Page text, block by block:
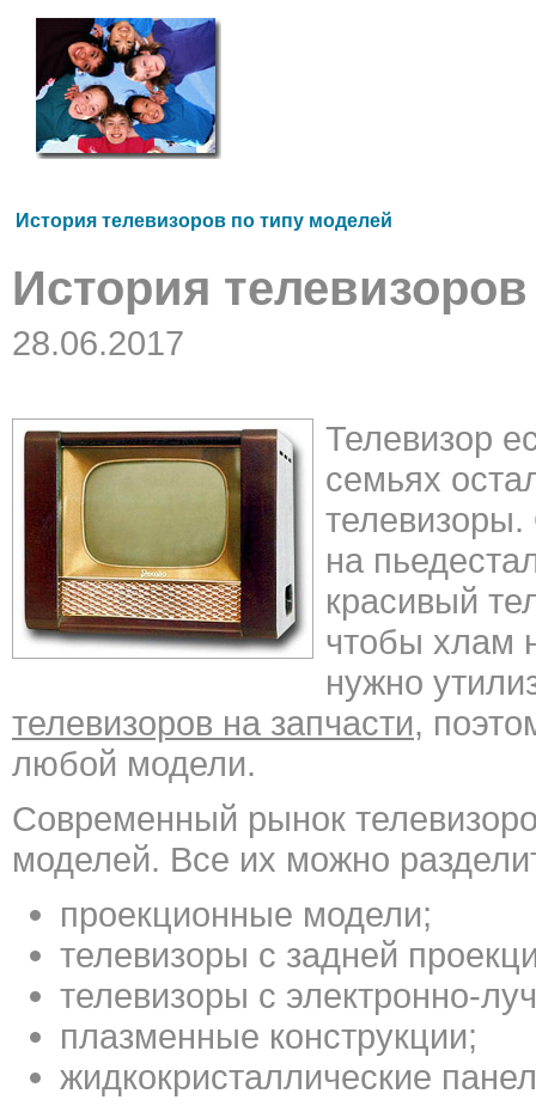
История телевизоров по типу моделей
История
28.06.2017
Телевизор
семьях
на
красивый
чтобы хлам
нужно
телевизоров на запчасти,
любой модели.
Современный рынок
моделей. Все их можно
проекционные модели;
телевизоры с задней
телевизоры с электронно-
плазменные конструкции;
жидкокристаллические